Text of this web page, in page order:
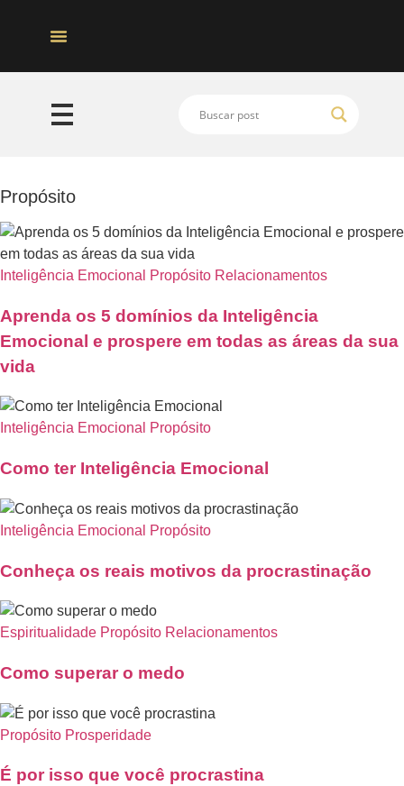
Propósito
Inteligência Emocional Propósito Relacionamentos
Aprenda os 5 domínios da Inteligência
Emocional e prospere em todas as áreas da sua
vida
Inteligência Emocional Propósito
Como ter Inteligência Emocional
Inteligência Emocional Propósito
Conheça os reais motivos da procrastinação
Espiritualidade Propósito Relacionamentos
Como superar o medo
Propósito Prosperidade
É por isso que você procrastina